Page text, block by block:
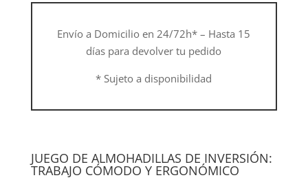
y
cantidad
Envío a Domicilio en 24/72h* – Hasta 15
días para devolver tu pedido
* Sujeto a disponibilidad
JUEGO DE ALMOHADILLAS DE INVERSIÓN:
TRABAJO CÓMODO Y ERGONÓMICO